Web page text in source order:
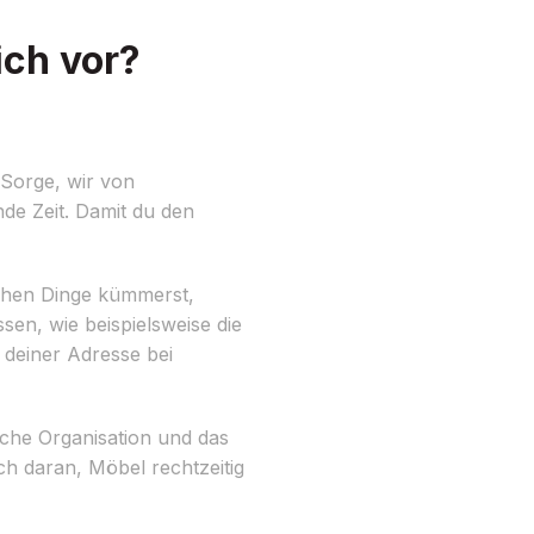
vor?
wir von
Zeit. Damit du den
Dinge kümmerst,
wie beispielsweise die
Adresse bei
Organisation und das
daran, Möbel rechtzeitig